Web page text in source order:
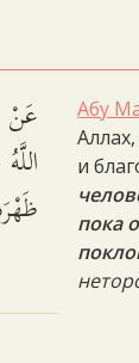
عَنْ Абу
и
пока